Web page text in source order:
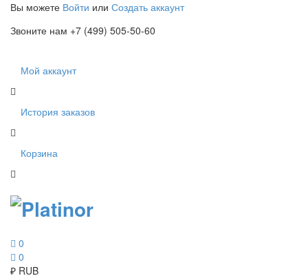
Вы можете Войти или Создать аккаунт
Звоните нам +7 (499) 505-50-60
Мой аккаунт
История заказов
Корзина
0
0
₽ RUB